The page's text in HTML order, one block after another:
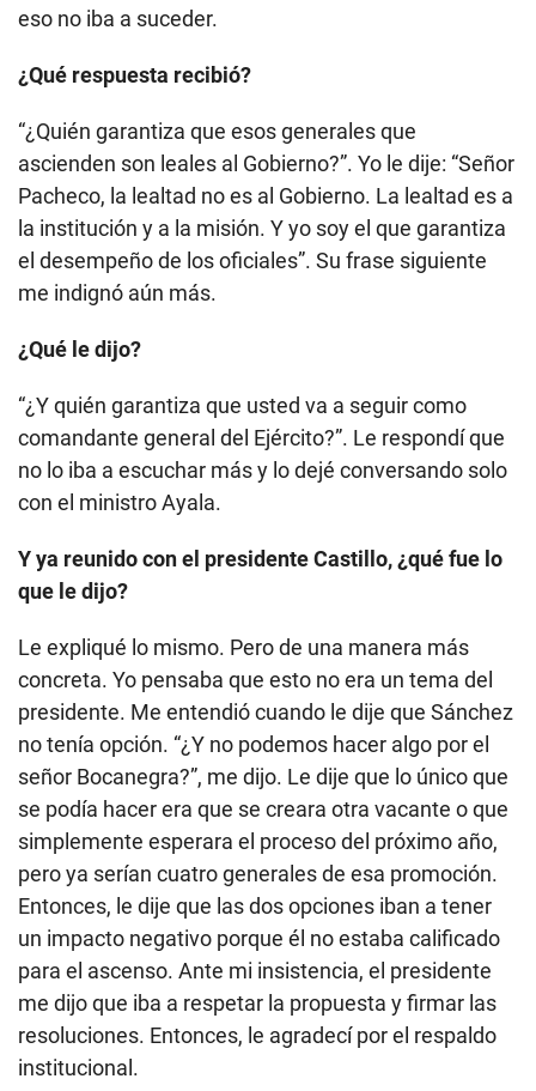
eso no iba a suceder.
¿Qué respuesta recibió?
“¿Quién garantiza que esos generales que
ascienden son leales al Gobierno?”. Yo le dije: “Señor
Pacheco, la lealtad no es al Gobierno. La lealtad es a
la institución y a la misión. Y yo soy el que garantiza
el desempeño de los oficiales”. Su frase siguiente
me indignó aún más.
¿Qué le dijo?
“¿Y quién garantiza que usted va a seguir como
comandante general del Ejército?”. Le respondí que
no lo iba a escuchar más y lo dejé conversando solo
con el ministro Ayala.
Y ya reunido con el presidente Castillo, ¿qué fue lo
que le dijo?
Le expliqué lo mismo. Pero de una manera más
concreta. Yo pensaba que esto no era un tema del
presidente. Me entendió cuando le dije que Sánchez
no tenía opción. “¿Y no podemos hacer algo por el
señor Bocanegra?”, me dijo. Le dije que lo único que
se podía hacer era que se creara otra vacante o que
simplemente esperara el proceso del próximo año,
pero ya serían cuatro generales de esa promoción.
Entonces, le dije que las dos opciones iban a tener
un impacto negativo porque él no estaba calificado
para el ascenso. Ante mi insistencia, el presidente
me dijo que iba a respetar la propuesta y firmar las
resoluciones. Entonces, le agradecí por el respaldo
institucional.